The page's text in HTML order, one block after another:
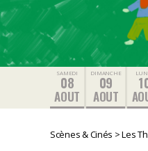
SAMEDI
08
AOUT
DIMANCHE
09
AOUT
Scènes & Cinés >Les